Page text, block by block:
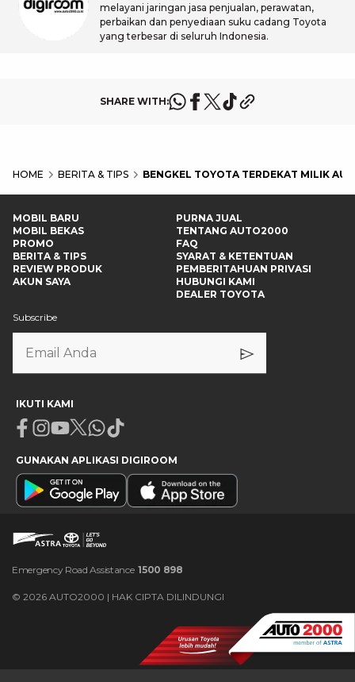
melayani jaringan jasa penjualan, perawatan,
perbaikan dan penyediaan suku cadang Toyota
yang terbesar di seluruh Indonesia.
SHARE WITH:
HOME BERITA & TIPS BENGKEL TOYOTA TERDEKAT MILIK
MOBIL BARU
MOBIL BEKAS
PROMO
BERITA & TIPS
REVIEW PRODUK
AKUN SAYA
PURNA JUAL
TENTANG AUTO2000
FAQ
SYARAT & KETENTUAN
PEMBERITAHUAN PRIVASI
HUBUNGI KAMI
DEALER TOYOTA
Subscribe
IKUTI KAMI
Facebook
Instagram
Youtube
X Whatsapp
Tiktok
GUNAKAN APLIKASI DIGIROOM
Emergency Road Assistance 1500 898
© 2026 AUTO2000 | HAK CIPTA DILINDUNGI